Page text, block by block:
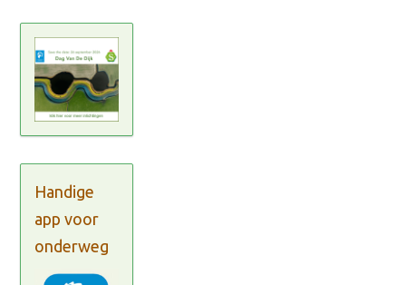
Handige
app voor
onderweg